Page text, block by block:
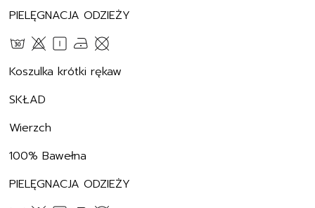
PIELĘGNACJA ODZIEŻY
Koszulka krótki rękaw
SKŁAD
Wierzch
100% Bawełna
PIELĘGNACJA ODZIEŻY